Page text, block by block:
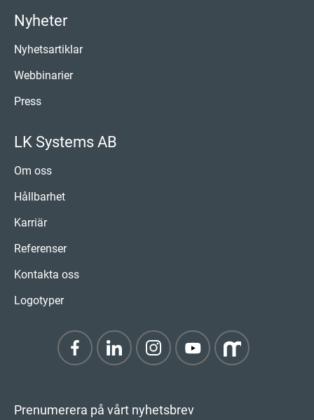
Nyheter
Nyhetsartiklar
Webbinarier
Press
LK Systems AB
Om oss
Hållbarhet
Karriär
Referenser
Kontakta oss
Logotyper
Prenumerera på vårt nyhetsbrev